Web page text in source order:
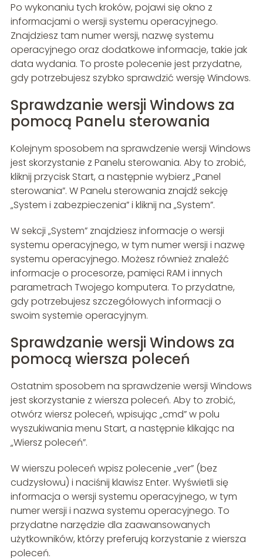
Po wykonaniu tych kroków, pojawi się okno z
informacjami o wersji systemu operacyjnego.
Znajdziesz tam numer wersji, nazwę systemu
operacyjnego oraz dodatkowe informacje, takie jak
data wydania. To proste polecenie jest przydatne,
gdy potrzebujesz szybko sprawdzić wersję Windows.
Sprawdzanie wersji Windows za
pomocą Panelu sterowania
Kolejnym sposobem na sprawdzenie wersji Windows
jest skorzystanie z Panelu sterowania. Aby to zrobić,
kliknij przycisk Start, a następnie wybierz „Panel
sterowania”. W Panelu sterowania znajdź sekcję
„System i zabezpieczenia” i kliknij na „System”.
W sekcji „System” znajdziesz informacje o wersji
systemu operacyjnego, w tym numer wersji i nazwę
systemu operacyjnego. Możesz również znaleźć
informacje o procesorze, pamięci RAM i innych
parametrach Twojego komputera. To przydatne,
gdy potrzebujesz szczegółowych informacji o
swoim systemie operacyjnym.
Sprawdzanie wersji Windows za
pomocą wiersza poleceń
Ostatnim sposobem na sprawdzenie wersji Windows
jest skorzystanie z wiersza poleceń. Aby to zrobić,
otwórz wiersz poleceń, wpisując „cmd” w polu
wyszukiwania menu Start, a następnie klikając na
„Wiersz poleceń”.
W wierszu poleceń wpisz polecenie „ver” (bez
cudzysłowu) i naciśnij klawisz Enter. Wyświetli się
informacja o wersji systemu operacyjnego, w tym
numer wersji i nazwa systemu operacyjnego. To
przydatne narzędzie dla zaawansowanych
użytkowników, którzy preferują korzystanie z wiersza
poleceń.